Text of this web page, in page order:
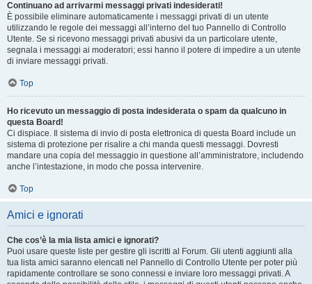
Continuano ad arrivarmi messaggi privati indesiderati!
È possibile eliminare automaticamente i messaggi privati ​​di un utente
utilizzando le regole dei messaggi all’interno del tuo Pannello di Controllo
Utente. Se si ricevono messaggi privati ​​abusivi da un particolare utente,
segnala i messaggi ai moderatori; essi hanno il potere di impedire a un utente
di inviare messaggi privati​​.
Top
Ho ricevuto un messaggio di posta indesiderata o spam da qualcuno in
questa Board!
Ci dispiace. Il sistema di invio di posta elettronica di questa Board include un
sistema di protezione per risalire a chi manda questi messaggi. Dovresti
mandare una copia del messaggio in questione all’amministratore, includendo
anche l’intestazione, in modo che possa intervenire.
Top
Amici e ignorati
Che cos’è la mia lista amici e ignorati?
Puoi usare queste liste per gestire gli iscritti al Forum. Gli utenti aggiunti alla
tua lista amici saranno elencati nel Pannello di Controllo Utente per poter più
rapidamente controllare se sono connessi e inviare loro messaggi privati. A